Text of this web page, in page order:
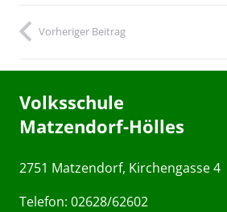
Vorheriger Beitrag
Volksschule
Matzendorf-Hölles
2751 Matzendorf, Kirchengasse 4
Telefon: 02628/62602